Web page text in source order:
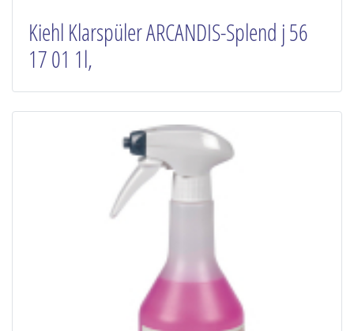
Kiehl Klarspüler ARCANDIS-Splend j 56
17 01 1l,